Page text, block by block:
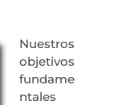
Nuestros
objetivos
fundame
ntales